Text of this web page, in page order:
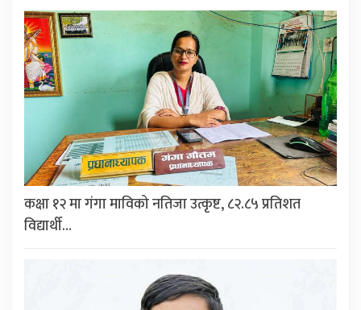
कक्षा १२ मा गंगा माविको नतिजा उत्कृष्ट, ८२.८५ प्रतिशत
विद्यार्थी…